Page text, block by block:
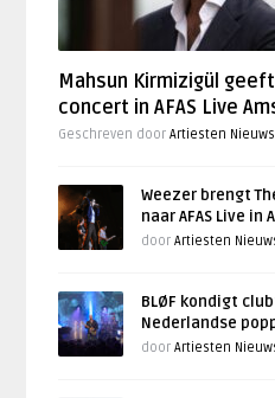
Mahsun Kirmizigül
concert in AFAS Live
Geschreven doorArtiesten Nieuws
Weezer brengt
naar AFAS Live in
doorArtiesten
BLØF kondigt
Nederlandse
doorArtiesten